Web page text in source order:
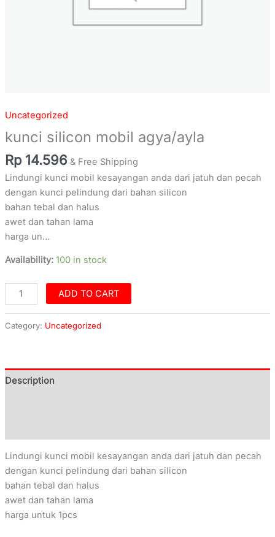
Uncategorized
kunci silicon mobil agya/ayla
Rp 14.596 & Free Shipping
Lindungi kunci mobil kesayangan anda dari jatuh dan pecah
dengan kunci pelindung dari bahan silicon
bahan tebal dan halus
awet dan tahan lama
harga un…
Availability: 100 in stock
ADD TO CART
Category: Uncategorized
Description
Lindungi kunci mobil kesayangan anda dari jatuh dan pecah
dengan kunci pelindung dari bahan silicon
bahan tebal dan halus
awet dan tahan lama
harga untuk 1pcs